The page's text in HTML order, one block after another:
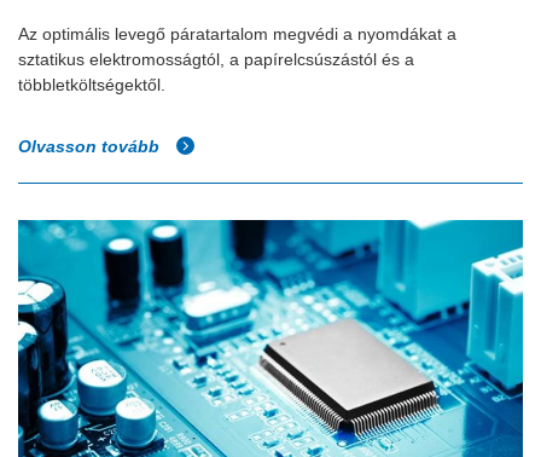
Az optimális levegő páratartalom megvédi a nyomdákat a
sztatikus elektromosságtól, a papírelcsúszástól és a
többletköltségektől.
Olvasson tovább